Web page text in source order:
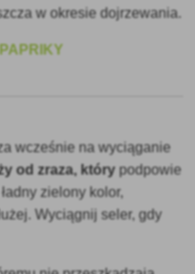
w okresie dojrzewania.
wcześnie na wyciąganie
od zraza, który podpowie
zielony kolor,
Wyciągnij seler, gdy